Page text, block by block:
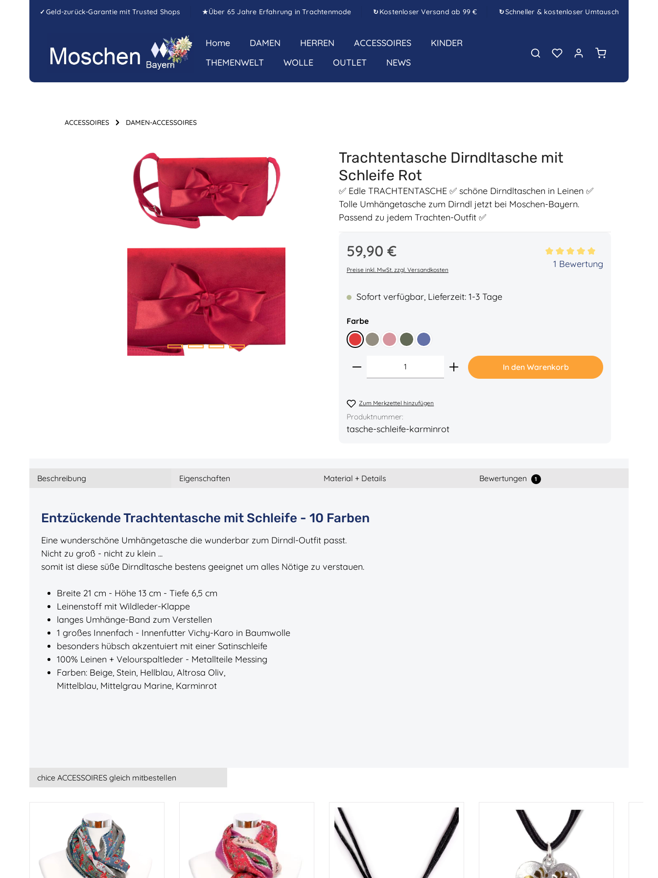
Zum Hauptinhalt springen
Zur Hauptnavigation springen
✓ Geld-zurück-Garantie mit Trusted Shops ★Über 65 Jahre Erfahrung in Trachtenmode ↻ Kostenloser Versand ab 99 € ↻Schneller & kostenloser Umtausch
Home DAMEN HERREN ACCESSOIRES
KINDER
THEMENWELT
WOLLE OUTLET NEWS
Warenkorb
ACCESSOIRES DAMEN-ACCESSOIRES
Bildergalerie überspringen
Trachtentasche Dirndltasche mit
Schleife Rot
✅ Edle TRACHTENTASCHE ✅ schöne Dirndltaschen in Leinen ✅
Tolle Umhängetasche zum Dirndl jetzt bei Moschen-Bayern.
Passend zu jedem Trachten-Outfit ✅
Regulärer Preis:
59,90 €
Preise inkl. MwSt. zzgl. Versandkosten
1 Bewertung
Sofort verfügbar, Lieferzeit: 1-3 Tage
Farbeauswählen
Rot SteinAltrosa
Oliv Mittelblau
Produkt Anzahl: Gib den gewünschten Wert ein oder
In den Warenkorb
Zum Merkzettel hinzufügen
Produktnummer:
tasche-schleife-karminrot
Beschreibung Eigenschaften Material + Details Bewertungen 1
Entzückende Trachtentasche mit Schleife - 10 Farben
Eine wunderschöne Umhängetasche die wunderbar zum Dirndl-Outfit passt.
Nicht zu groß - nicht zu klein ...
somit ist diese süße Dirndltasche bestens geeignet um alles Nötige zu verstauen.
Breite 21 cm - Höhe 13 cm - Tiefe 6,5 cm
Leinenstoff mit Wildleder-Klappe
langes Umhänge-Band zum Verstellen
1 großes Innenfach - Innenfutter Vichy-Karo in Baumwolle
besonders hübsch akzentuiert mit einer Satinschleife
100% Leinen + Velourspaltleder - Metallteile Messing
Farben: Beige, Stein, Hellblau, Altrosa Oliv,
Mittelblau, Mittelgrau Marine, Karminrot
chice ACCESSOIRES gleich mitbestellen